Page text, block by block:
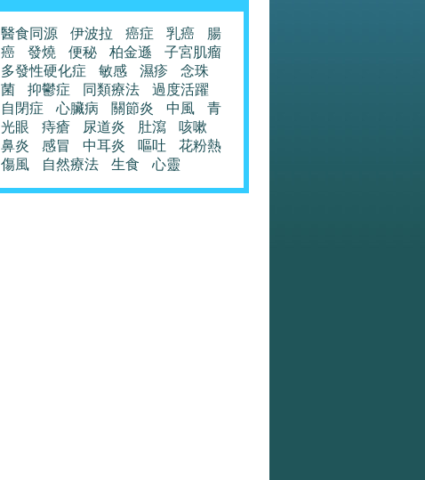
醫食同源 伊波拉 癌症 乳癌
腸
癌
發燒 便秘 柏金遜
子宮肌瘤
多發性硬化症
敏感 濕疹
念珠
菌
抑鬱症 同類療法
過度活躍
自閉症
心臟病 關節炎 中風
青
光眼
痔瘡 尿道炎 肚瀉
咳嗽
鼻炎
感冒 中耳炎 嘔吐
花粉熱
傷風
自然療法 生食 心靈